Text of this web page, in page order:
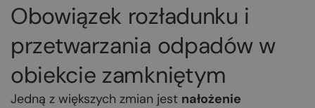
Obowiązek rozładunku i
przetwarzania odpadów w
obiekcie zamkniętym
Jedną z większych zmian jest nałożenie